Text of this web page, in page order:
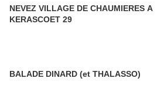
NEVEZ VILLAGE DE CHAUMIERES A
KERASCOET 29
BALADE DINARD (et THALASSO)